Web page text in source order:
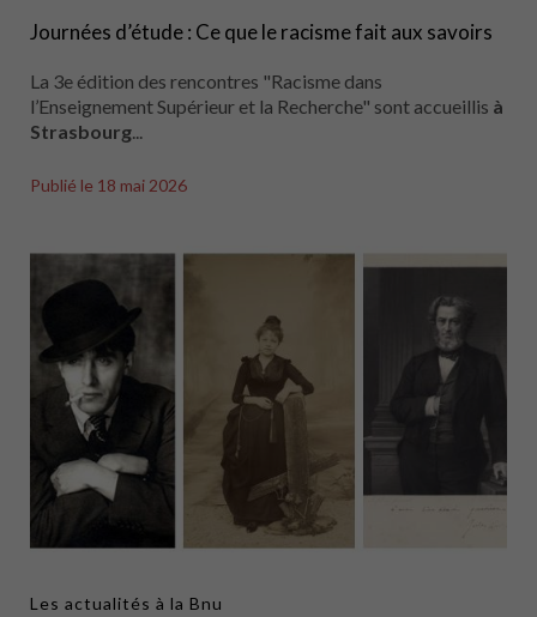
Journées d’étude : Ce que le racisme fait aux savoirs
La 3e édition des rencontres "Racisme dans
l’Enseignement Supérieur et la Recherche" sont accueillis à
Strasbourg...
Publié le 18 mai 2026
Les actualités à la Bnu